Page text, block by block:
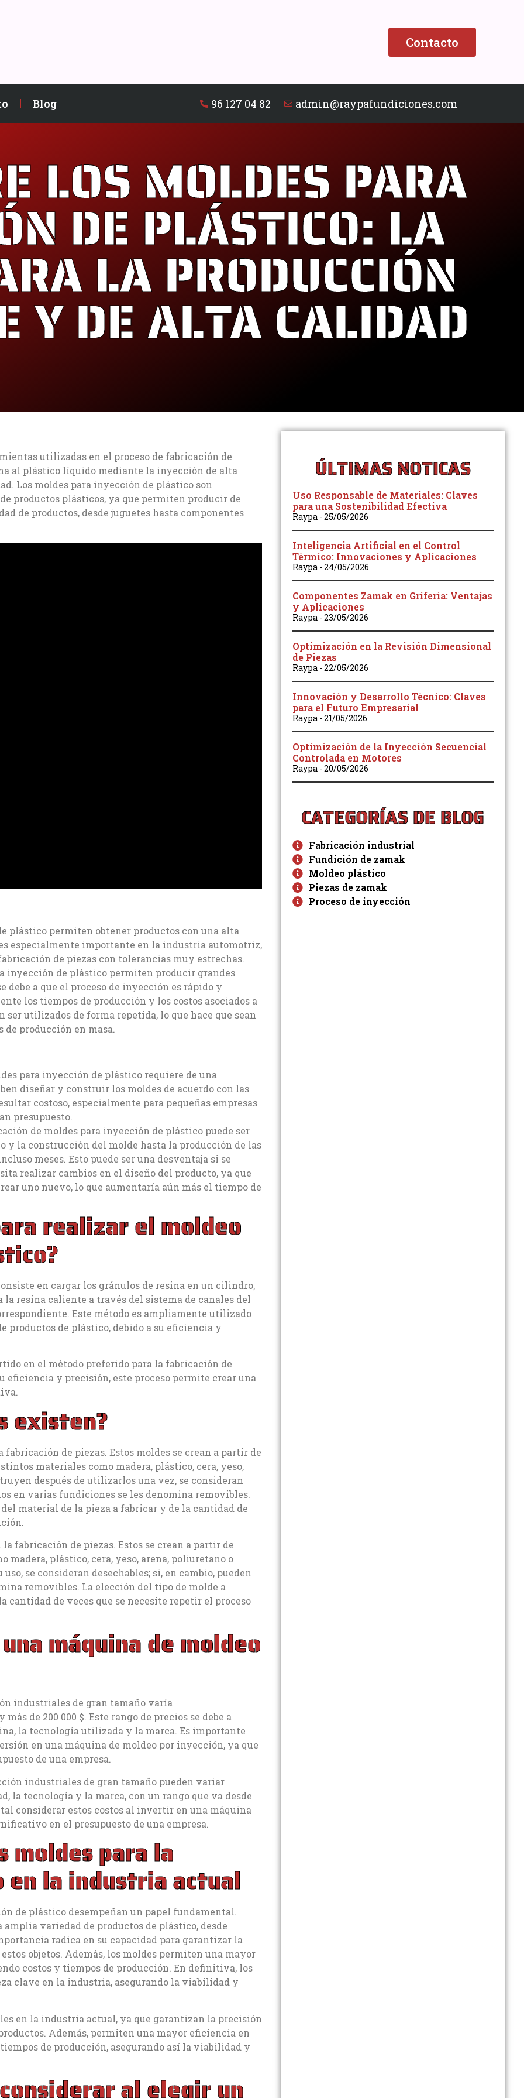
Contacto
Blog 96 127 04 82 admin@raypafundiciones.com
LOS MOLDES PARA
DE PLÁSTICO: LA
LA PRODUCCIÓN
Y DE ALTA CALIDAD
utilizadas en el proceso de fabricación de
al plástico líquido mediante la inyección de alta
Los moldes para inyección de plástico son
productos plásticos, ya que permiten producir de
de productos, desde juguetes hasta componentes
plástico permiten obtener productos con una alta
especialmente importante en la industria automotriz,
de piezas con tolerancias muy estrechas.
inyección de plástico permiten producir grandes
debe a que el proceso de inyección es rápido y
los tiempos de producción y los costos asociados a
ser utilizados de forma repetida, lo que hace que sean
producción en masa.
para inyección de plástico requiere de una
diseñar y construir los moldes de acuerdo con las
costoso, especialmente para pequeñas empresas
presupuesto.
de moldes para inyección de plástico puede ser
y la construcción del molde hasta la producción de las
meses. Esto puede ser una desventaja si se
realizar cambios en el diseño del producto, ya que
uno nuevo, lo que aumentaría aún más el tiempo de
realizar el moldeo
en cargar los gránulos de resina en un cilindro,
resina caliente a través del sistema de canales del
Este método es ampliamente utilizado
productos de plástico, debido a su eficiencia y
en el método preferido para la fabricación de
eficiencia y precisión, este proceso permite crear una
existen?
de piezas. Estos moldes se crean a partir de
materiales como madera, plástico, cera, yeso,
después de utilizarlos una vez, se consideran
en varias fundiciones se les denomina removibles.
material de la pieza a fabricar y de la cantidad de
fabricación de piezas. Estos se crean a partir de
madera, plástico, cera, yeso, arena, poliuretano o
se consideran desechables; si, en cambio, pueden
removibles. La elección del tipo de molde a
de veces que se necesite repetir el proceso
máquina de moldeo
industriales de gran tamaño varía
de 200 000 $. Este rango de precios se debe a
la tecnología utilizada y la marca. Es importante
en una máquina de moldeo por inyección, ya que
de una empresa.
industriales de gran tamaño pueden variar
la tecnología y la marca, con un rango que va desde
considerar estos costos al invertir en una máquina
en el presupuesto de una empresa.
moldes para la
la industria actual
de plástico desempeñan un papel fundamental.
variedad de productos de plástico, desde
radica en su capacidad para garantizar la
objetos. Además, los moldes permiten una mayor
costos y tiempos de producción. En definitiva, los
clave en la industria, asegurando la viabilidad y
en la industria actual, ya que garantizan la precisión
Además, permiten una mayor eficiencia en
de producción, asegurando así la viabilidad y
al elegir un
ÚLTIMAS NOTICAS
Uso Responsable de Materiales: Claves
para una Sostenibilidad Efectiva
Raypa 25/05/2026
Inteligencia Artificial en el Control
Térmico: Innovaciones y Aplicaciones
Raypa 24/05/2026
Componentes Zamak en Grifería: Ventajas
y Aplicaciones
Raypa 23/05/2026
Optimización en la Revisión Dimensional
de Piezas
Raypa 22/05/2026
Innovación y Desarrollo Técnico: Claves
para el Futuro Empresarial
Raypa 21/05/2026
Optimización de la Inyección Secuencial
Controlada en Motores
Raypa 20/05/2026
CATEGORÍAS DE BLOG
Fabricación industrial
Fundición de zamak
Moldeo plástico
Piezas de zamak
Proceso de inyección